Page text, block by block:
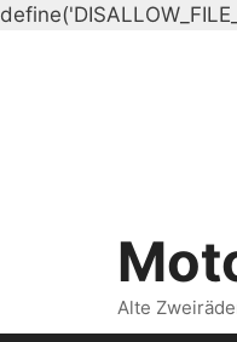
Alte